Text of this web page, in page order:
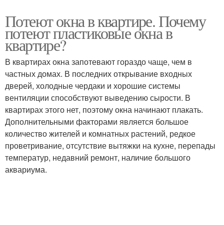
Потеют окна в квартире. Почему
потеют пластиковые окна в
квартире?
В квартирах окна запотевают гораздо чаще, чем в
частных домах. В последних открывание входных
дверей, холодные чердаки и хорошие системы
вентиляции способствуют выведению сырости. В
квартирах этого нет, поэтому окна начинают плакать.
Дополнительными факторами является большое
количество жителей и комнатных растений, редкое
проветривание, отсутствие вытяжки на кухне, перепады
температур, недавний ремонт, наличие большого
аквариума.